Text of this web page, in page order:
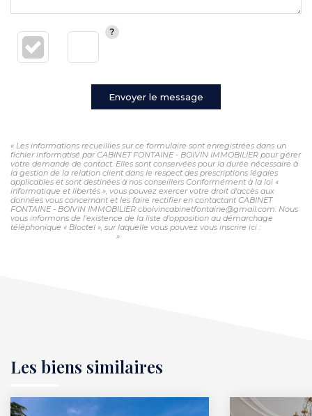
Envoyer le message
« Les informations recueillies sur ce formulaire sont enregistrées dans un
fichier informatisé par CABINET FONTAINE - BOIVIN IMMOBILIER pour gérer
votre demande de contact. Elles sont conservées pour la durée nécessaire à
la gestion de la relation client dans le respect des prescriptions légales
applicables et sont destinées à nos conseillers Conformément à la loi «
informatique et libertés », vous pouvez exercer votre droit d'accès aux
données vous concernant et les faire rectifier en contactant CABINET
FONTAINE - BOIVIN IMMOBILIER cboivincabinetfontaine@gmail.com. Nous
vous informons de l'existence de la liste d'opposition au démarchage
téléphonique « Bloctel », sur laquelle vous pouvez vous inscrire ici :
»
Les biens similaires